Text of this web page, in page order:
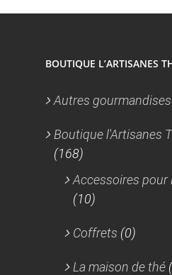
BOUTIQUE L’ARTISANES
Autres gourmandises
Boutique l'Artisanes
(168)
Accessoires pour
(10)
Coffrets (0)
La maison de thé